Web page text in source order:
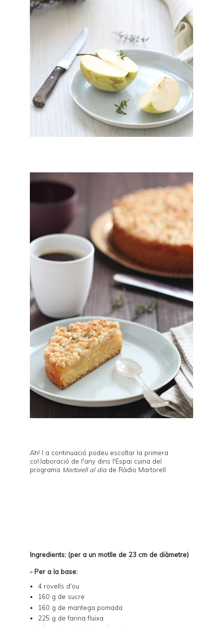
Ah! I a continuació podeu escoltar la primera
col·laboració de l'any dins l'Espai cuina del
programa Martorell al dia de Ràdio Martorell:
Ingredients: (per a un motlle de 23 cm de diàmetre)
- Per a la base:
4 rovells d'ou
160 g de sucre
160 g de mantega pomada
225 g de farina fluixa